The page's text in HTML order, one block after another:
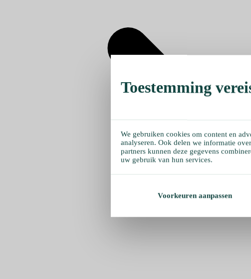
Toestemming
We gebruiken cookies om content en
analyseren. Ook delen we informatie
partners kunnen deze gegevens
uw gebruik van hun services.
Voorkeuren aanpassen